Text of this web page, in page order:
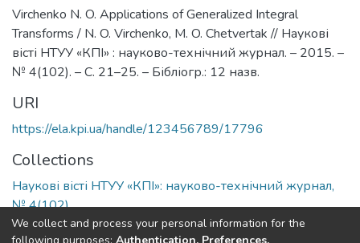
Virchenko N. O. Applications of Generalized Integral
Transforms / N. O. Virchenko, M. O. Chetvertak // Наукові
вісті НТУУ «КПІ» : науково-технічний журнал. – 2015. –
№ 4(102). – С. 21–25. – Бібліогр.: 12 назв.
URI
https://ela.kpi.ua/handle/123456789/17796
Collections
Наукові вісті НТУУ «КПІ»: науково-технічний журнал,
№ 4(102)
We collect and process your personal information for the